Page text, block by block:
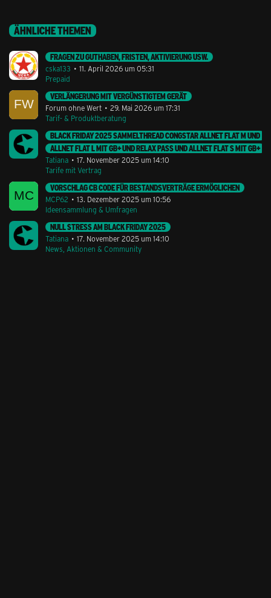
ÄHNLICHE THEMEN
FRAGEN ZU GUTHABEN, FRISTEN, AKTIVIERUNG USW.
cska133
11. April 2026 um 05:31
Prepaid
VERLÄNGERUNG MIT VERGÜNSTIGTEM GERÄT
Forum ohne Wert
29. Mai 2026 um 17:31
Tarif- & Produktberatung
BLACK FRIDAY 2025 SAMMELTHREAD CONGSTAR ALLNET FLAT M UND
ALLNET FLAT L MIT GB+ UND RELAX PASS UND ALLNET FLAT S MIT GB+
Tatiana
17. November 2025 um 14:10
Tarife mit Vertrag
VORSCHLAG CB CODE FÜR BESTANDSVERTRÄGE ERMÖGLICHEN
MCP62
13. Dezember 2025 um 10:56
Ideensammlung & Umfragen
NULL STRESS AM BLACK FRIDAY 2025
Tatiana
17. November 2025 um 14:10
News, Aktionen & Community